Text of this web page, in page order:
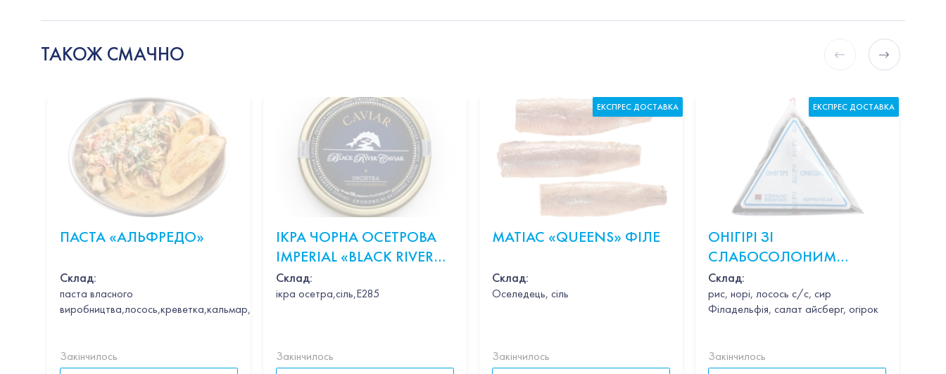
ТАКОЖ СМАЧНО
ПАСТА «АЛЬФРЕДО»
Склад:
паста власного
виробництва,лосось,креветка,кальмар,гребінець,часник,вино,петрушка,вершки,пармезан,базилік
Закінчилось
ІКРА ЧОРНА ОСЕТРОВА
IMPERIAL «BLACK RIVER
CAVIAR OSCIETRA» 100Г
Склад:
ікра осетра,сіль,Е285
Закінчилось
МАТІАС «QUEENS» ФІЛЕ
Склад:
Оселедець, сіль
Закінчилось
ЕКСПРЕС ДОСТАВКА
ОНІГІРІ ЗІ
СЛАБОСОЛОНИМ
ЛОСОСЕМ
Склад:
рис, норі, лосось с/с, сир
Філадельфія, салат айсберг, огірок
Закінчилось
ЕКСПРЕС ДОСТАВКА